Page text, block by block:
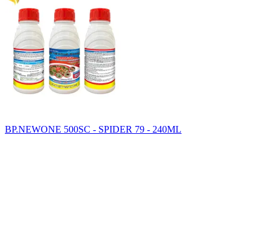
BP.NEWONE 500SC - SPIDER 79 - 240ML